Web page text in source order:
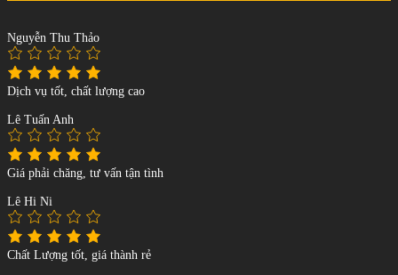
Nguyễn Thu Thảo
Dịch vụ tốt, chất lượng cao
Lê Tuấn Anh
Giá phải chăng, tư vấn tận tình
Lê Hi Ni
Chất Lượng tốt, giá thành rẻ